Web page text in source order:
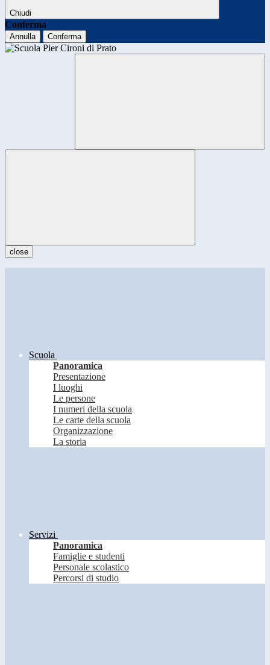
Chiudi
Conferma
Annulla Conferma
close
Scuola
Panoramica
Presentazione
I luoghi
Le persone
I numeri della scuola
Le carte della scuola
Organizzazione
La storia
Servizi
Panoramica
Famiglie e studenti
Personale scolastico
Percorsi di studio